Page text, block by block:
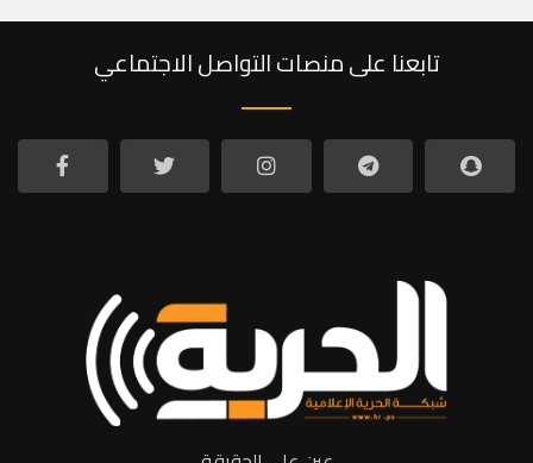
تابعنا على منصات التواصل الاجتماعي